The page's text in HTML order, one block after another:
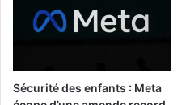
Sécurité des enfants : Meta